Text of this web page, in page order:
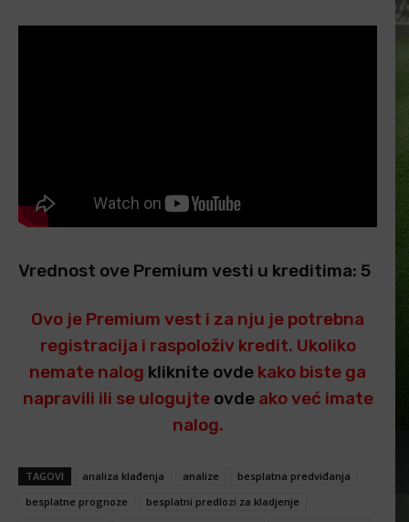
Vrednost ove Premium vesti u kreditima: 5
Ovo je Premium vest i za nju je potrebna
registracija i raspoloživ kredit. Ukoliko
nemate nalog kliknite ovde kako biste ga
napravili ili se ulogujte ovdeako već imate
nalog.
TAGOVI analiza klađenja analize
besplatna predviđanja
besplatne prognoze
besplatni predlozi za kladjenje